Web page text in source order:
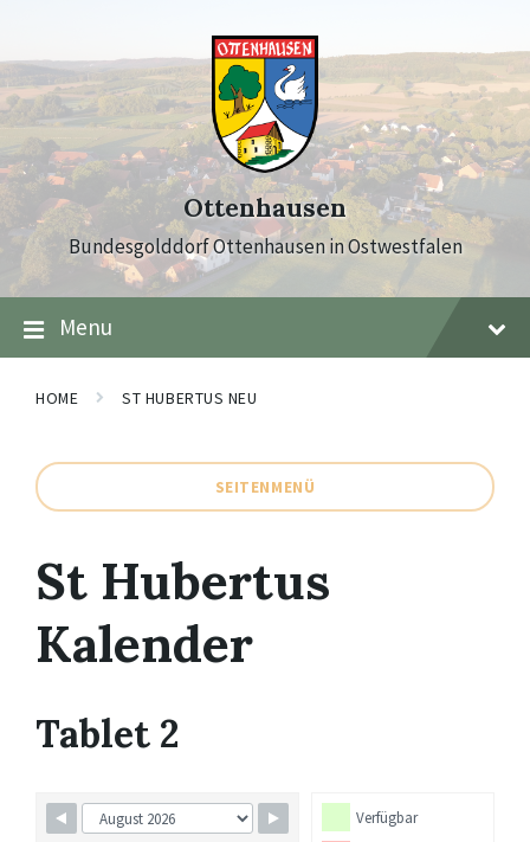
content
main
navigation
footer
Ottenhausen
Bundesgolddorf Ottenhausen in Ostwestfalen
Menu
HOME ST HUBERTUS NEU
SEITENMENÜ
St Hubertus
Kalender
Tablet 2
Verfügbar